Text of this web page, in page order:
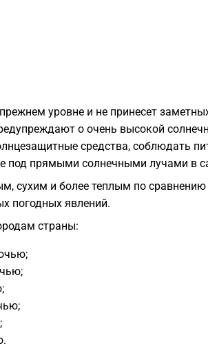
уровне и не принесет
о очень высокой
средства, соблюдать
под прямыми солнечными лучами в
сухим и более теплым по
погодных явлений.
страны: